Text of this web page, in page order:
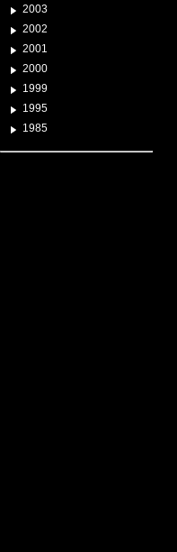
2003
2002
2001
2000
1999
1995
1985